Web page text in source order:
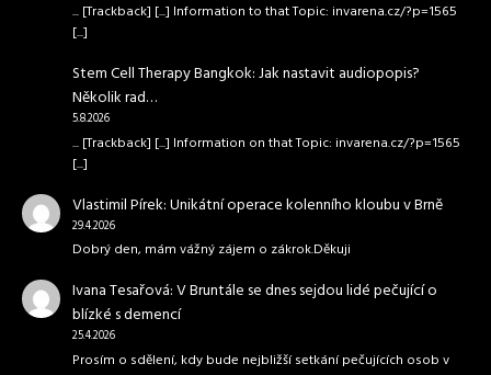
... [Trackback] [...] Information to that Topic: invarena.cz/?p=1565
[...]
Stem Cell Therapy Bangkok:Jak nastavit audiopopis?
Několik rad…
5.8.2026
... [Trackback] [...] Information on that Topic: invarena.cz/?p=1565
[...]
Vlastimil Pírek:Unikátní operace kolenního kloubu v Brně
29.4.2026
Dobrý den, mám vážný zájem o zákrok.Děkuji
Ivana Tesařová:V Bruntále se dnes sejdou lidé pečující o
blízké s demencí
25.4.2026
Prosím o sdělení, kdy bude nejbližší setkání pečujících osob v